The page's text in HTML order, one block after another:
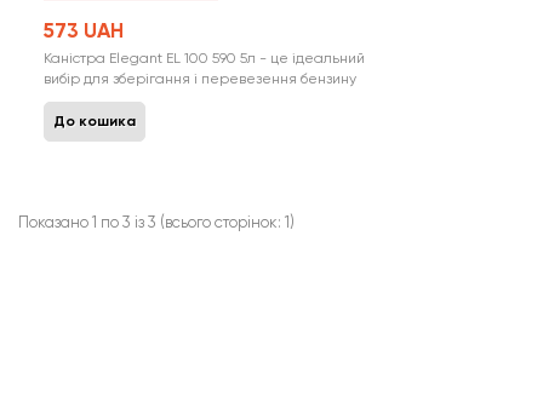
573 UAH
Каністра Elegant EL 100 590 5л - це ідеальний
вибір для зберігання і перевезення бензину
та інших нафтопродуктів. Вона виготовлена з
високоякісної сталі з товщиною стінки 0,8 мм і
має спеціальне покриття ззовні та всередині,
До кошика
Показано 1 по 3 із 3 (всього сторінок: 1)